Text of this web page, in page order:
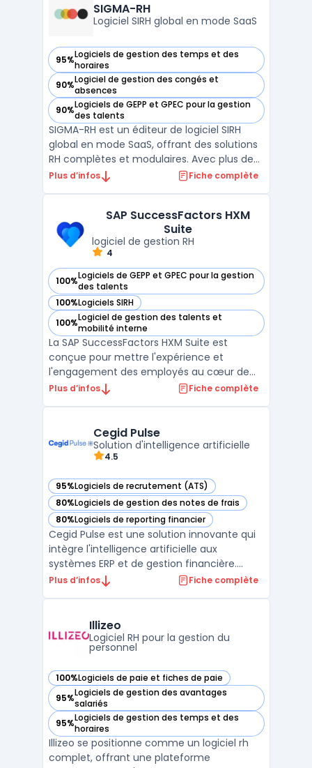
représentent des p ...
SIGMA-RH
Logiciel SIRH global en mode SaaS
95%Logiciels de gestion des temps et des
horaires
— voir SIGMA-RH dans cette catégorie
90%Logiciel de gestion des congés et
absences
— voir SIGMA-RH dans cette catégorie
90%Logiciels de GEPP et GPEC pour la gestion
des talents
— voir SIGMA-RH dans cette catégorie
SIGMA-RH est un éditeur de logiciel SIRH
global en mode SaaS, offrant des solutions
RH complètes et modulaires. Avec plus de
30 ans d’expérience, SIGMA-RH propose une
signature électronique intégrée, ainsi que la
Plus d’infos Fiche complète
SAP SuccessFactors HXM
Suite
logiciel de gestion RH
4
100%Logiciels de GEPP et GPEC pour la gestion
des talents
— voir SAP SuccessFactors HXM Suite dans cette catégorie
100%Logiciels SIRH
— voir SAP SuccessFactors HXM Suite dans cette catégorie
100%Logiciel de gestion des talents et
mobilité interne
— voir SAP SuccessFactors HXM Suite dans cette catégorie
La SAP SuccessFactors HXM Suite est
conçue pour mettre l'expérience et
l'engagement des employés au cœur de
votre organisation. Cette suite offre des
humaines (HRMS), qui relie le Core HR et la
paie, la gestion des talents ...
Plus d’infos Fiche complète
Cegid Pulse
Solution d'intelligence artificielle
4.5
95%Logiciels de recrutement (ATS)
— voir Cegid Pulse dans cette catégorie
80%Logiciels de gestion des notes de frais
— voir Cegid Pulse dans cette catégorie
80%Logiciels de reporting financier
— voir Cegid Pulse dans cette catégorie
Cegid Pulse est une solution innovante qui
intègre l'intelligence artificielle aux
systèmes ERP et de gestion financière.
Conçu pour automatiser et optimiser les
données en temps réel et de proposer des
recommanda ...
Plus d’infos Fiche complète
Illizeo
Logiciel RH pour la gestion du
personnel
100%Logiciels de paie et fiches de paie
— voir Illizeo dans cette catégorie
95%Logiciels de gestion des avantages
salariés
— voir Illizeo dans cette catégorie
95%Logiciels de gestion des temps et des
horaires
— voir Illizeo dans cette catégorie
Illizeo se positionne comme un logiciel rh
complet, offrant une plateforme